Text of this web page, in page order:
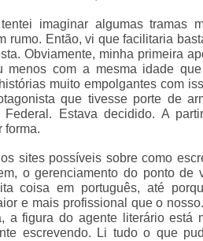
imaginar algumas tramas
rumo. Então, vi que facilitaria
Obviamente, minha primeira
menos com a mesma idade
muito empolgantes com
que tivesse porte de
Estava decidido. A
forma.
sites possíveis sobre como
o gerenciamento do ponto de
coisa em português, até
e mais profissional que o
a figura do agente literário está
escrevendo. Li tudo o que